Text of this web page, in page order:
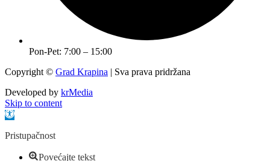
Pon-Pet: 7:00 – 15:00
Copyright © Grad Krapina | Sva prava pridržana
Developed by krMedia
Skip to content
Open toolbar
Pristupačnost
Povećajte tekst